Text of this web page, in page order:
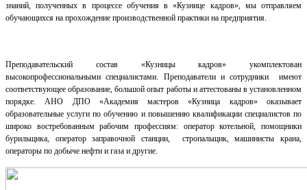
знаний, полученных в процессе обучения в «Кузнице кадров», мы отправляем
обучающихся на прохождение производственной практики на предприятия.
Преподавательский состав «Кузницы кадров» укомплектован
высокопрофессиональными специалистами. Преподаватели и сотрудники имеют
соответствующее образование, большой опыт работы и аттестованы в установленном
порядке. АНО ДПО «Академия мастеров «Кузница кадров» оказывает
образовательные услуги по обучению и повышению квалификации специалистов по
широко востребованным рабочим профессиям: оператор котельной, помощники
бурильщика, оператор заправочной станции, стропальщик, машинисты крана,
операторы по добыче нефти и газа и другие.